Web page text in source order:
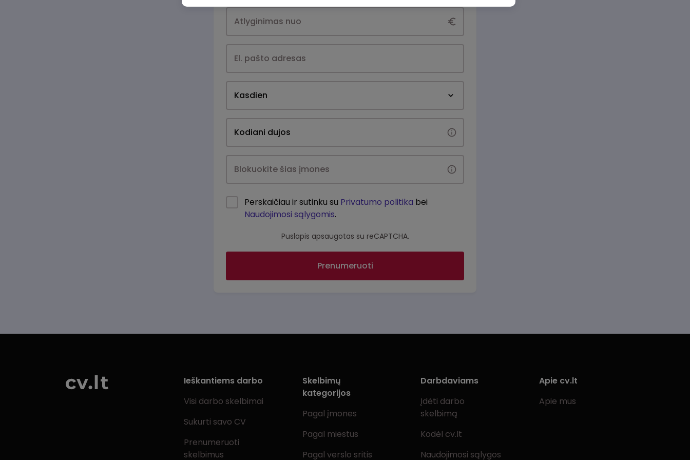
Kasdien
Perskaičiau ir sutinku su Privatumo politika bei
Naudojimosi sąlygomis.
Puslapis apsaugotas su reCAPTCHA.
Prenumeruoti
Ieškantiems darbo
Visi darbo skelbimai
Sukurti savo CV
Prenumeruoti
skelbimus
Skelbimų
kategorijos
Pagal įmones
Pagal miestus
Pagal verslo sritis
Darbdaviams
Įdėti darbo
skelbimą
Kodėl cv.lt
Naudojimosi sąlygos
Apie cv.lt
Apie mus